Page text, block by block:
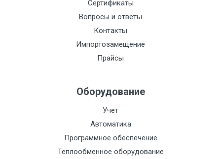
Сертификаты
Вопросы и ответы
Контакты
Импортозамещение
Прайсы
Оборудование
Учет
Автоматика
Программное обеспечение
Теплообменное оборудование